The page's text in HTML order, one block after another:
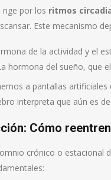
rige por los ritmos
Este mecanismo
de la actividad y el
hormona del sueño, que
a pantallas
interpreta que aún es
Cómo
crónico o estacional